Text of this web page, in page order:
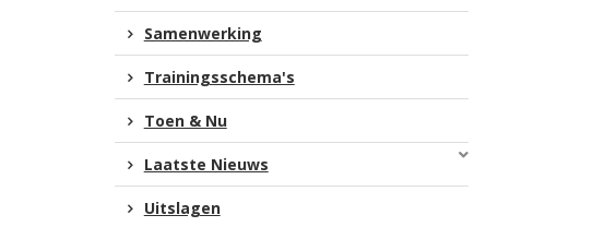
Samenwerking
Trainingsschema's
Toen & Nu
Laatste Nieuws
Uitslagen